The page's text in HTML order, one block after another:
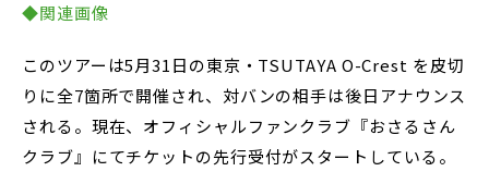
◆関連画像
このツアーは5月31日の東京・TSUTAYA O-Crest を皮切
りに全7箇所で開催され、対バンの相手は後日アナウンス
される。現在、オフィシャルファンクラブ『おさるさん
クラブ』にてチケットの先行受付がスタートしている。